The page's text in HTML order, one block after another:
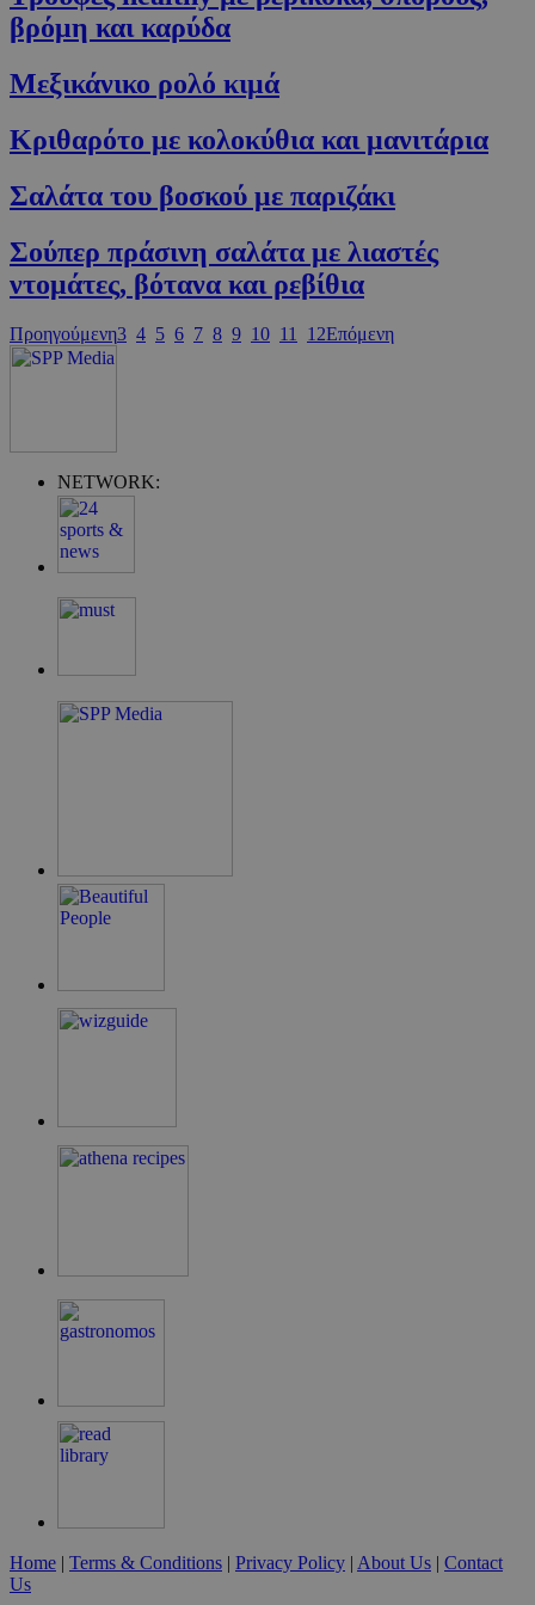
βρόμη και καρύδα
Μεξικάνικο ρολό κιμά
Κριθαρότο με κολοκύθια και μανιτάρια
Σαλάτα του βοσκού με παριζάκι
Σούπερ πράσινη σαλάτα με λιαστές
ντομάτες, βότανα και ρεβίθια
Προηγούμενη3 4 5 6 7 8 9 10 11 12Επόμενη
NETWORK:
Home | Terms & Conditions | Privacy Policy | About Us | Contact
Us
G_ENABLED_IDPS
ShowNewVisitorPopup
PHPSESSID
Google Privacy Policy